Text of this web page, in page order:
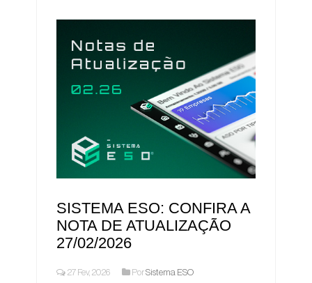
SISTEMA ESO: CONFIRA A
NOTA DE ATUALIZAÇÃO
27/02/2026
27 Fev, 2026 PorSistema ESO